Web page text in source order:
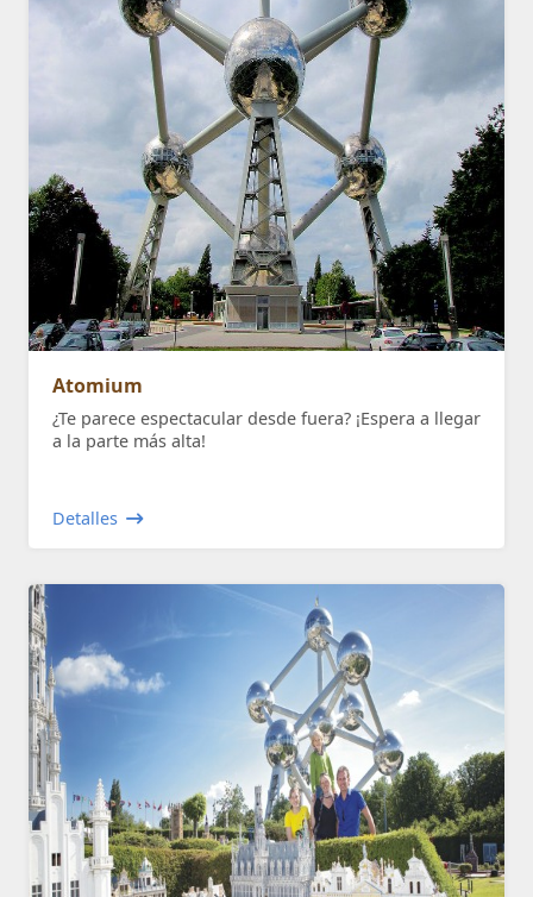
Atomium
¿Te parece espectacular desde fuera? ¡Espera a llegar
a la parte más alta!
Detalles